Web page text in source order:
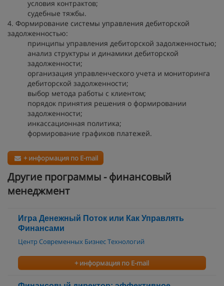
условия контрактов;
судебные тяжбы.
4. Формирование системы управления дебиторской
задолженностью:
принципы управления дебиторской задолженностью;
анализ структуры и динамики дебиторской
задолженности;
организация управленческого учета и мониторинга
дебиторской задолженности;
выбор метода работы с клиентом;
порядок принятия решения о формировании
задолженности;
инкассационная политика;
формирование графиков платежей.
+ информация по E-mail
Другие программы - финансовый
менеджмент
Игра Денежный Поток или Как Управлять
Финансами
Центр Современных Бизнес Технологий
+ информация по E-mail